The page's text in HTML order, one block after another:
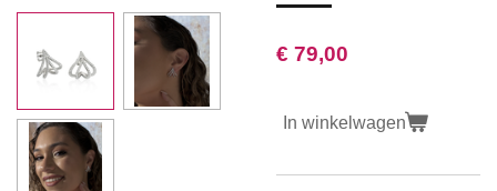
€ 79,00
In winkelwagen